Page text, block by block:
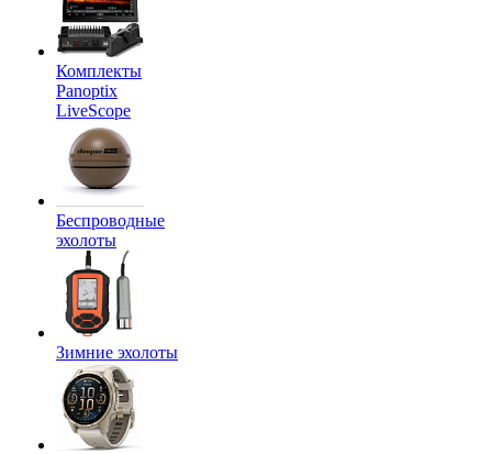
Комплекты
Panoptix
LiveScope
Беспроводные
эхолоты
Зимние эхолоты